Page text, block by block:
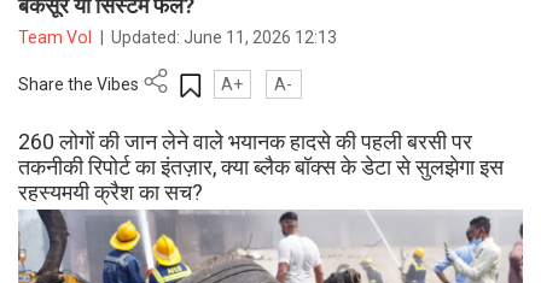
बेकसूर या सिस्टम फेल?
Team VoI Updated:June 11, 2026 12:13
Share the Vibes A+ A-
260 लोगों की जान लेने वाले भयानक हादसे की पहली बरसी पर
तकनीकी रिपोर्ट का इंतज़ार, क्या ब्लैक बॉक्स के डेटा से सुलझेगा इस
रहस्यमयी क्रैश का सच?